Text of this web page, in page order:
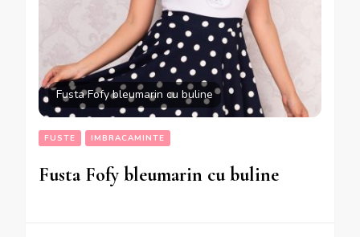
Fusta Fofy bleumarin cu buline
FUSTE IMBRACAMINTE
Fusta Fofy bleumarin cu buline